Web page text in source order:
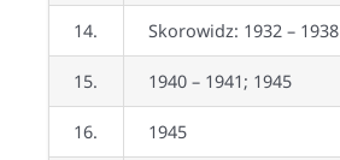
14. Skorowidz: 1932 – 1938
15. 1940 – 1941; 1945
16. 1945